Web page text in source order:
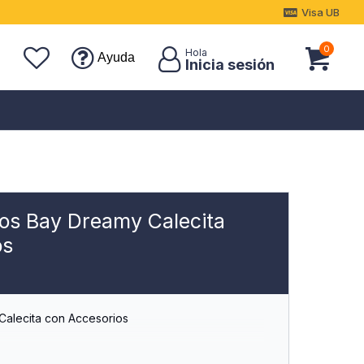
Ayuda
0
Visa UB
Bay Dreamy Calecita
con Accesorios
Imaginacion con Este Hermoso Ser de Bay